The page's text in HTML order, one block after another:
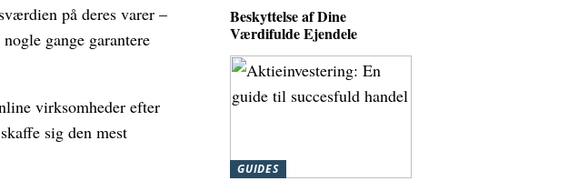
på deres varer –
gange garantere
virksomheder efter
sig den mest
Beskyttelse af Dine
Værdifulde Ejendele
GUIDES